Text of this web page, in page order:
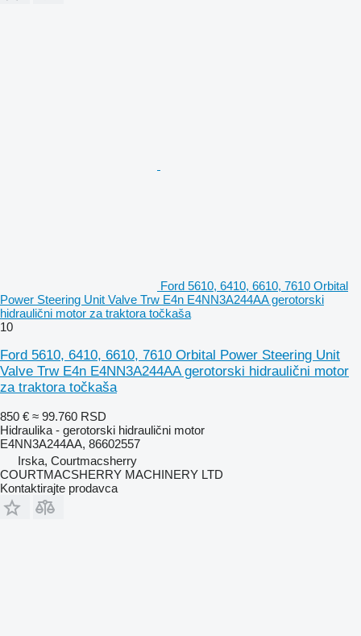
Ford 5610, 6410, 6610, 7610 Orbital
Power Steering Unit Valve Trw E4n E4NN3A244AA gerotorski
hidraulični motor za traktora točkaša
10
Ford 5610, 6410, 6610, 7610 Orbital Power Steering Unit
Valve Trw E4n E4NN3A244AA gerotorski hidraulični motor
za traktora točkaša
850 € ≈ 99.760 RSD
Hidraulika - gerotorski hidraulični motor
E4NN3A244AA, 86602557
Irska, Courtmacsherry
COURTMACSHERRY MACHINERY LTD
Kontaktirajte prodavca